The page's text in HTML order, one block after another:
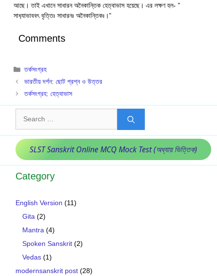
আছে। তাই এখানে সাধারন অনৈকান্তিক হেত্বাভাস হয়েছে। এর লক্ষণ হল- ”
সাধ‍্যাভাববৎ বৃত্তিঃ সাধারনঃ অনৈকান্তিকঃ।”
Comments
Categories
তর্কসংগ্রহ
ভারতীয় দর্শন: ছোট প্রশ্ন ও উত্তর
তর্কসংগ্রহ: হেত্বাভাস
for:
SLST Sanskrit Online MCQ Mock Test (অধ্যায় ভিত্তিক)
Category
English Version (11)
Gita (2)
Mantra (4)
Spoken Sanskrit (2)
Vedas (1)
modernsanskrit post (28)